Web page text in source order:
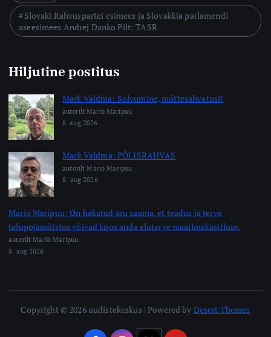
Slovaki Rahvuspartei esimees ja Slovakkia parlamendi
aseesimees Andrej Danko Pilt: TASR
Hiljutine postitus
Mark Valdma: Solvumine, mõttesähvatusi!
autorilt Mario Maripuu
8. aug 2026
Mark Valdma: PÕLISRAHVAS
autorilt Mario Maripuu
8. aug 2026
Mario Maripuu: On hakatud aru saama, et teadus ja terve
talupojamõistus võivad koos anda eluterve maailmakäsitluse.
autorilt Mario Maripuu
8. aug 2026
Copyright © 2026 uudistekeskus | Powered by Desert Themes